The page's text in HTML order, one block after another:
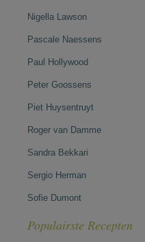
Nigella Lawson
Pascale Naessens
Paul Hollywood
Peter Goossens
Piet Huysentruyt
Roger van Damme
Sandra Bekkari
Sergio Herman
Sofie Dumont
Populairste Recepten